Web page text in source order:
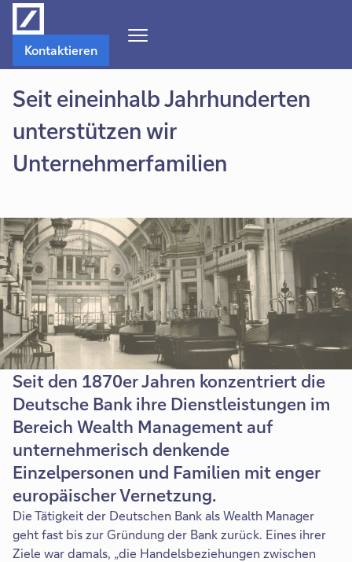
Menü
Kontaktieren
Seit eineinhalb Jahrhunderten
unterstützen wir
Unternehmerfamilien
Seit den 1870er Jahren konzentriert die
Deutsche Bank ihre Dienstleistungen im
Bereich Wealth Management auf
unternehmerisch denkende
Einzelpersonen und Familien mit enger
europäischer Vernetzung.
Die Tätigkeit der Deutschen Bank als Wealth Manager
geht fast bis zur Gründung der Bank zurück. Eines ihrer
Ziele war damals, „die Handelsbeziehungen zwischen